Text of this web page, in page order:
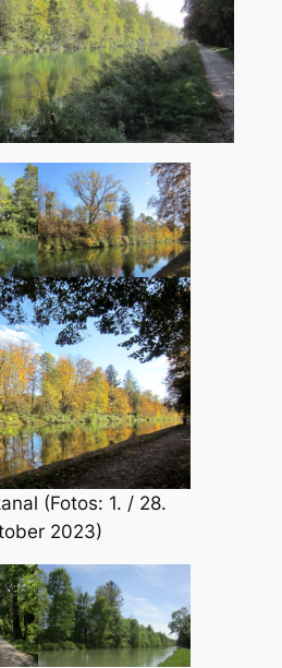
(Fotos: 1. / 28.
2023)